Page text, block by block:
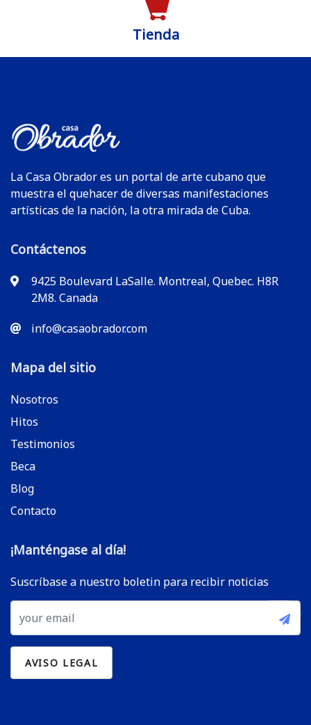
Tienda
La Casa Obrador es un portal de arte cubano que
muestra el quehacer de diversas manifestaciones
artísticas de la nación, la otra mirada de Cuba.
Contáctenos
9425 Boulevard LaSalle. Montreal, Quebec. H8R
2M8. Canada
info@casaobrador.com
Mapa del sitio
Nosotros
Hitos
Testimonios
Beca
Blog
Contacto
¡Manténgase al día!
Suscríbase a nuestro boletin para recibir noticias